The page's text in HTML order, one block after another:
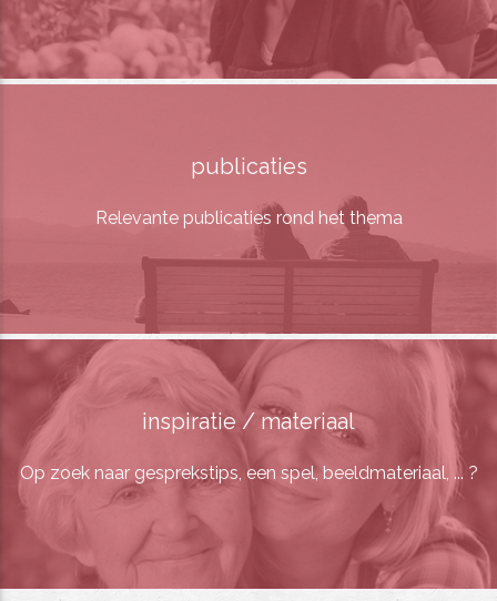
publicaties
Relevante publicaties rond het thema
inspiratie / materiaal
Op zoek naar gesprekstips, een spel, beeldmateriaal, ... ?